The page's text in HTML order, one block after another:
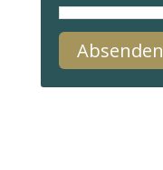
Absenden